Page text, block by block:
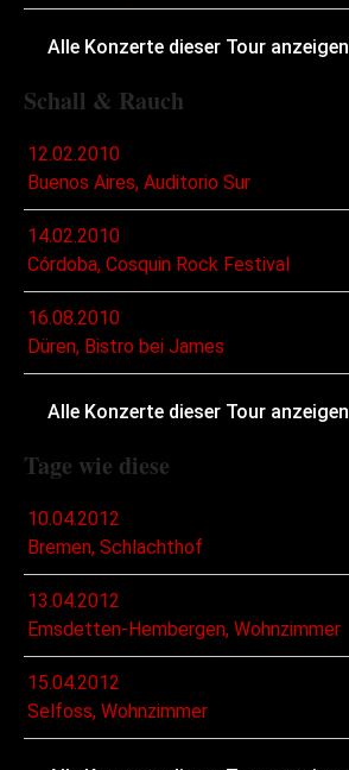
Alle Konzerte dieser Tour anzeigen
Schall & Rauch
12.02.2010
Buenos Aires, Auditorio Sur
14.02.2010
Córdoba, Cosquin Rock Festival
16.08.2010
Düren, Bistro bei James
Alle Konzerte dieser Tour anzeigen
Tage wie diese
10.04.2012
Bremen, Schlachthof
13.04.2012
Emsdetten-Hembergen, Wohnzimmer
15.04.2012
Selfoss, Wohnzimmer